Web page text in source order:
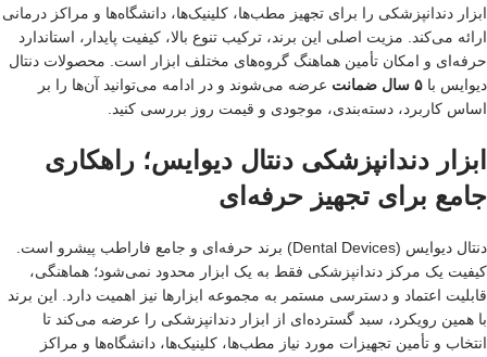
ابزار دندانپزشکی را برای تجهیز مطب‌ها، کلینیک‌ها، دانشگاه‌ها و مراکز درمانی
ارائه می‌کند. مزیت اصلی این برند، ترکیب تنوع بالا، کیفیت پایدار، استاندارد
حرفه‌ای و امکان تأمین هماهنگ گروه‌های مختلف ابزار است. محصولات دنتال
دیوایس با ۵ سال ضمانت
عرضه می‌شوند و در ادامه می‌توانید آن‌ها را بر
اساس کاربرد، دسته‌بندی، موجودی و قیمت روز بررسی کنید.
ابزار دندانپزشکی دنتال دیوایس؛ راهکاری
جامع برای تجهیز حرفه‌ای
دنتال دیوایس (Dental Devices) برند حرفه‌ای و جامع فاراطب پیشرو است.
کیفیت یک مرکز دندانپزشکی فقط به یک ابزار محدود نمی‌شود؛ هماهنگی،
قابلیت اعتماد و دسترسی مستمر به مجموعه ابزارها نیز اهمیت دارد. این برند
با همین رویکرد، سبد گسترده‌ای از ابزار دندانپزشکی را عرضه می‌کند تا
انتخاب و تأمین تجهیزات مورد نیاز مطب‌ها، کلینیک‌ها، دانشگاه‌ها و مراکز